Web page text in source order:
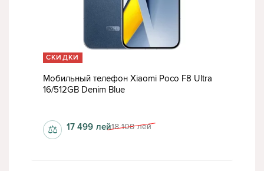
СКИДКИ
Мобильный телефон Xiaomi Poco F8 Ultra
16/512GB Denim Blue
да 1200x2608 пкс18 108 лей
17 499 лей
⚖